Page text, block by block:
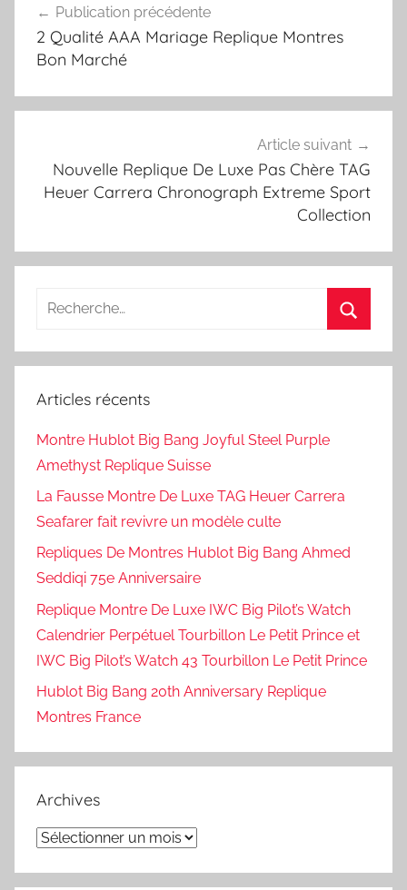
de
l’article
Publication précédente
2 Qualité AAA Mariage Replique Montres
Bon Marché
Article suivant
Nouvelle Replique De Luxe Pas Chère TAG
Heuer Carrera Chronograph Extreme Sport
Collection
Recherche
:
Articles récents
Montre Hublot Big Bang Joyful Steel Purple
Amethyst Replique Suisse
La Fausse Montre De Luxe TAG Heuer Carrera
Seafarer fait revivre un modèle culte
Repliques De Montres Hublot Big Bang Ahmed
Seddiqi 75e Anniversaire
Replique Montre De Luxe IWC Big Pilot’s Watch
Calendrier Perpétuel Tourbillon Le Petit Prince et
IWC Big Pilot’s Watch 43 Tourbillon Le Petit Prince
Hublot Big Bang 20th Anniversary Replique
Montres France
Archives
Archives